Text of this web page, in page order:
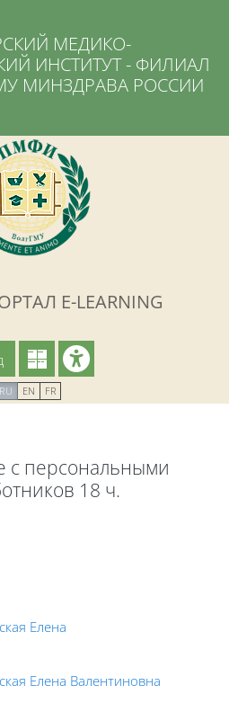
МЕДИКО-
ИНСТИТУТ - ФИЛИАЛ
МИНЗДРАВА РОССИИ
E-LEARNING
RU EN FR
с персональными
18 ч.
Елена
Елена Валентиновна